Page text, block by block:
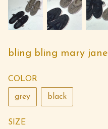
bling bling mary jane
COLOR
grey black
SIZE